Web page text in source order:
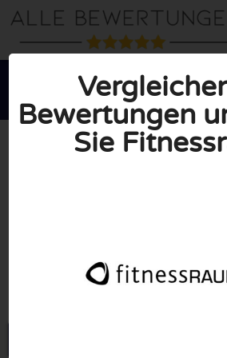

Bewertungen
Sie